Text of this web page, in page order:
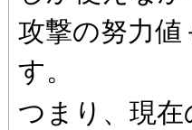
攻撃の努力値
す。
つまり、現在